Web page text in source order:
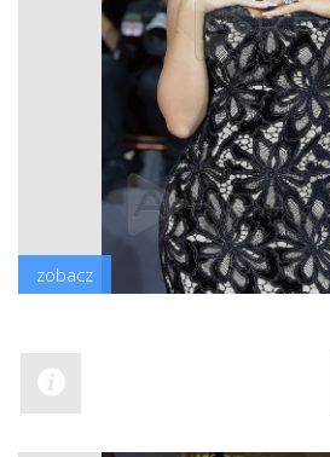
zobacz